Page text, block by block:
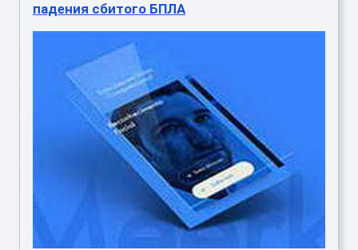
падения сбитого БПЛА